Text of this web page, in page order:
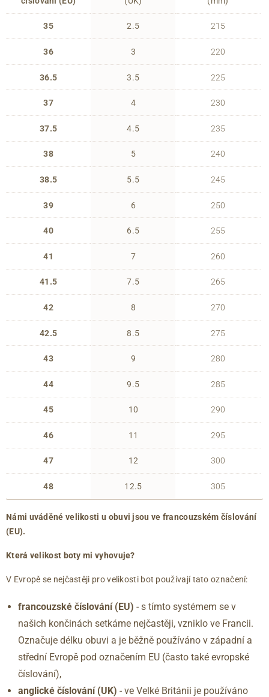
35
36
36.5
37
37.5
38
38.5
39
40
41
41.5
42
42.5
43
44
45
46
47
48
2.5
3
3.5
4
4.5
5
5.5
6
6.5
7
7.5
8
8.5
9
9.5
10
11
12
12.5
215
220
225
230
235
240
245
250
255
260
265
270
275
280
285
290
295
300
305
Námi uváděné velikosti u obuvi jsou ve francouzském číslování
(EU).
Která velikost boty mi vyhovuje?
V Evropě se nejčastěji pro velikosti bot používají tato označení:
francouzské číslování (EU) - s tímto systémem se v
našich končinách setkáme nejčastěji, vzniklo ve Francii.
Označuje délku obuvi a je běžně používáno v západní a
střední Evropě pod označením EU (často také evropské
číslování),
anglické číslování (UK) - ve Velké Británii je používáno